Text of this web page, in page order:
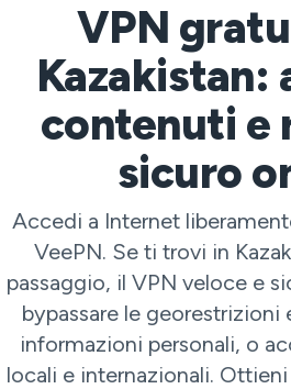
VPN
Kazakistan:
contenuti e
sicuro
Accedi a Internet
VeePN. Se ti trovi in
passaggio, il VPN veloce e
bypassare le georestrizioni
informazioni personali, o
locali e internazionali.